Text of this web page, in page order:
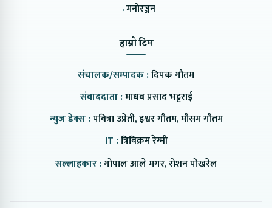
→मनोरञ्जन
हाम्रो टिम
संचालक/सम्पादक :दिपक गौतम
संवाददाता :माधव प्रसाद भट्टराई
न्युज डेक्स :पवित्रा उप्रेती, इश्वर गौतम, मौसम गौतम
IT :त्रिबिक्रम रेग्मी
सल्लाहकार :गोपाल आले मगर, रोशन पोखरेल